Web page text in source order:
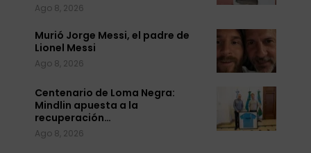
Ago 8, 2026
Murió Jorge Messi, el padre de
Lionel Messi
Ago 8, 2026
Centenario de Loma Negra:
Mindlin apuesta a la
recuperación…
Ago 8, 2026